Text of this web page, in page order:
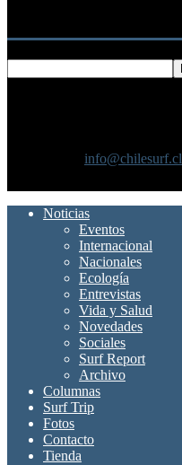
info@chilesurf.cl
Noticias
Eventos
Internacional
Nacionales
Ecología
Entrevistas
Vida y Salud
Novedades
Sociales
Surf Report
Archivo
Columnas
Surf Trip
Fotos
Contacto
Tienda